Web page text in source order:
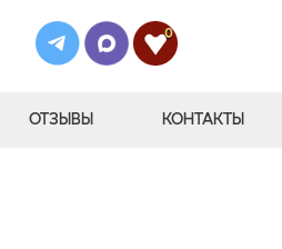
0
ОТЗЫВЫ КОНТАКТЫ